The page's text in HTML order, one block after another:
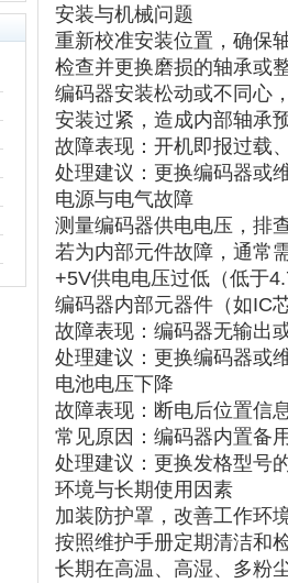
安装与机械问题
重新校准安装位置，确保
检查并更换磨损的轴承或
编码器安装松动或不同心
安装过紧，造成内部轴承
故障表现 ：开机即报过载
处理建议 ：更换编码器或
电源与电气故障
测量编码器供电电压，排
若为内部元件故障，通常
+5V供电电压过低（低于
编码器内部元器件（如IC
故障表现 ：编码器无输出
处理建议 ：更换编码器或
电池电压下降
故障表现 ：断电后位置信
常见原因 ：编码器内置备
处理建议 ：更换发格型号
环境与长期使用因素
加装防护罩，改善工作环
按照维护手册定期清洁和
长期在高温、高湿、多粉